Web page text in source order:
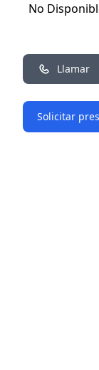
No
Llamar
Solicitar